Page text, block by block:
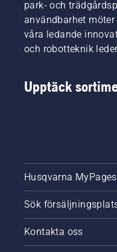
utrustning.
upp
Här får
du lite
som gör
eller
snarare
att
den.
park- och
användbarhet
våra ledande
och robotteknik
Upptäck
Husqvarna MyPages
Sök
Kontakta oss